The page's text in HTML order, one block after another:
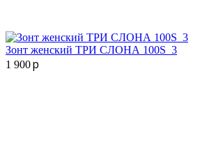
Зонт женский ТРИ СЛОНА 100S_3
1 900p